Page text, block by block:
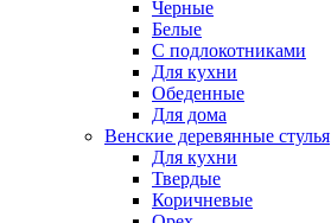
Черные
Белые
С подлокотниками
Для кухни
Обеденные
Для дома
Венские деревянные стулья
Для кухни
Твердые
Коричневые